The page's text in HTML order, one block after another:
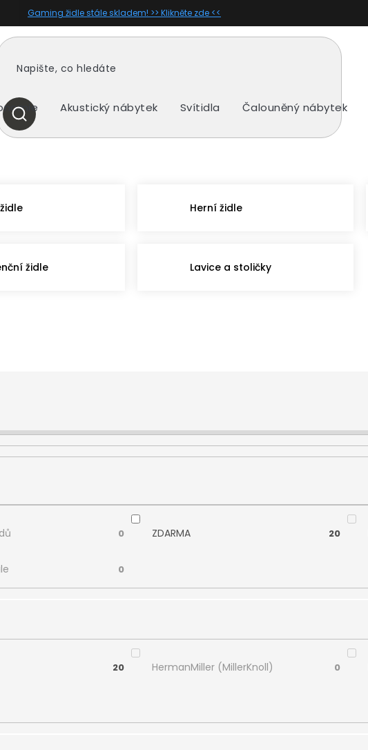
Gaming židle stále skladem! >> Klikněte zde <<
HLEDAT Akustický nábytek Svítidla Čalouněný nábytek
Herní židle
židle Lavice a stoličky
0 ZDARMA 20
0
20 HermanMiller (MillerKnoll) 0